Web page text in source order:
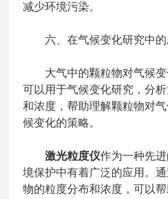
减少环境污染。
六、在气候变化研究中的
大气中的颗粒物对气候变
可以用于气候变化研究，分
和浓度，帮助理解颗粒物对
候变化的策略。
激光粒度仪作为一种先
境保护中有着广泛的应用。
物的粒度分布和浓度，可以